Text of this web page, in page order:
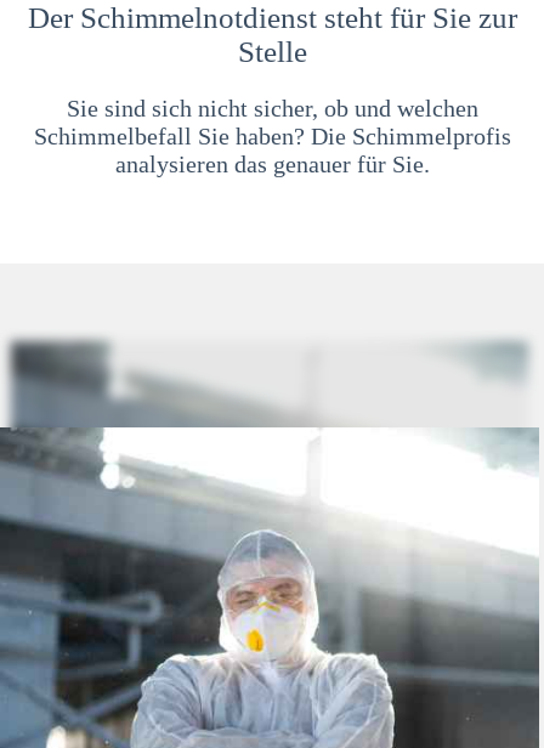
Der Schimmelnotdienst steht für Sie zur
Stelle
Sie sind sich nicht sicher, ob und welchen
Schimmelbefall Sie haben? Die Schimmelprofis
analysieren das genauer für Sie.